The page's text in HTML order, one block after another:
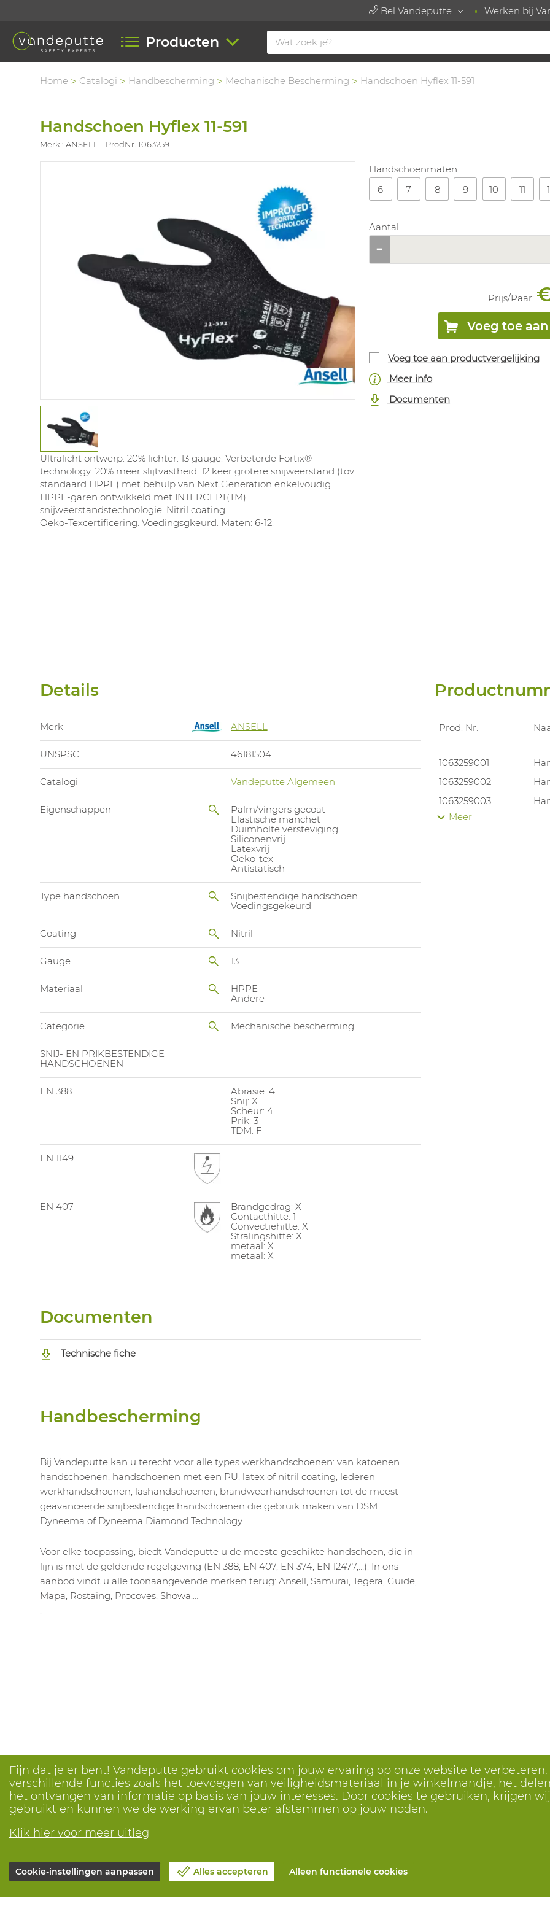
Bel Vandeputte Werken bij
Producten
Home Catalogi Handbescherming Mechanische Bescherming Handschoen Hyflex 11-591
Handschoen Hyflex 11-591
Merk : ANSELL ProdNr. 1063259
Ultralicht ontwerp: 20% lichter. 13 gauge. Verbeterde Fortix®
technology: 20% meer slijtvastheid. 12 keer grotere snijweerstand (tov
standaard HPPE) met behulp van Next Generation enkelvoudig
HPPE-garen ontwikkeld met INTERCEPT(TM)
snijweerstandstechnologie. Nitril coating.
Oeko-Texcertificering. Voedingsgkeurd. Maten: 6-12.
Handschoenmaten:
6
7 8 9 10 11
Aantal
Prijs/Paar:
Voeg toe
Voeg toe aan productvergelijking
Meer info
Documenten
Details
Merk ANSELL
UNSPSC 46181504
Catalogi Vandeputte Algemeen
Eigenschappen
Palm/vingers gecoat
Elastische manchet
Duimholte versteviging
Siliconenvrij
Latexvrij
Oeko-tex
Antistatisch
Type handschoen
Snijbestendige handschoen
Voedingsgekeurd
Coating Nitril
Gauge 13
Materiaal
HPPE
Andere
Categorie Mechanische bescherming
SNIJ- EN PRIKBESTENDIGE
HANDSCHOENEN
EN 388
Abrasie: 4
Snij: X
Scheur: 4
Prik: 3
TDM: F
EN 1149
EN 407
Brandgedrag: X
Contacthitte: 1
Convectiehitte: X
Stralingshitte: X
metaal: X
metaal: X
Prod. Nr.
1063259001
1063259002
1063259003
1063259004
Meer
Documenten
Technische fiche
Handbescherming
Bij Vandeputte kan u terecht voor alle types werkhandschoenen: van katoenen
handschoenen, handschoenen met een PU, latex of nitril coating, lederen
werkhandschoenen, lashandschoenen, brandweerhandschoenen tot de meest
geavanceerde snijbestendige handschoenen die gebruik maken van DSM
Dyneema of Dyneema Diamond Technology
Voor elke toepassing, biedt Vandeputte u de meeste geschikte handschoen, die in
lijn is met de geldende regelgeving (EN 388, EN 407, EN 374, EN 12477,…). In ons
aanbod vindt u alle toonaangevende merken terug: Ansell, Samurai, Tegera, Guide,
Mapa, Rostaing, Procoves, Showa,…
.
Fijn dat je er bent! Vandeputte gebruikt cookies om jouw ervaring op onze website te
verschillende functies zoals het toevoegen van veiligheidsmateriaal in je winkelmandje, het
het ontvangen van informatie op basis van jouw interesses. Door cookies te gebruiken, krijgen
gebruikt en kunnen we de werking ervan beter afstemmen op jouw noden.
Klik hier voor meer uitleg
Cookie-instellingen aanpassen Alles accepteren Alleen functionele cookies